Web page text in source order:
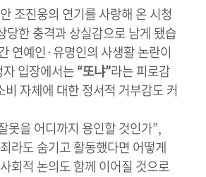
조진웅의 연기를 사랑해 온 시청
당한 충격과 상실감으로 남게 됐습
연예인·유명인의 사생활 논란이
입장에서는“또냐”라는 피로감
비 자체에 대한 정서적 거부감도 커
못을 어디까지 용인할 것인가”,
라도 숨기고 활동했다면 어떻게
회적 논의도 함께 이어질 것으로